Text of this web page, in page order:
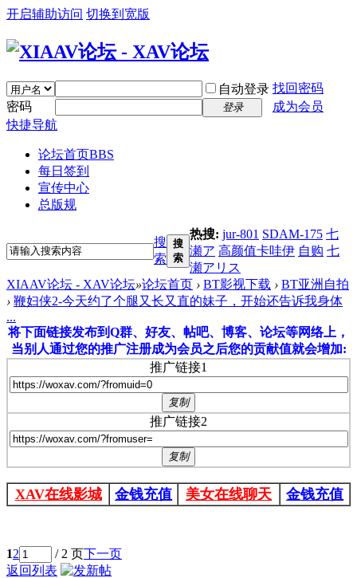
开启辅助访问 切换到宽版
自动登录 找回密码
密码
登录
成为会员
快捷导航
论坛首页BBS
每日签到
宣传中心
总版规
搜
索
搜
索
热搜: jur-801 SDAM-175 七
瀬ア 高颜值卡哇伊 自购 七
瀬アリス
XIAAV论坛 - XAV论坛»论坛首页 › BT影视下载 › BT亚洲自拍
› 鞭妇侠2-今天约了个腿又长又直的妹子，开始还告诉我身体
...
将下面链接发布到Q群、好友、帖吧、博客、论坛等网络上，
当别人通过您的推广注册成为会员之后您的贡献值就会增加:
推广链接1
复制
推广链接2
复制
XAV在线影城 金钱充值 美女在线聊天 金钱充值
12 / 2 页下一页
返回列表